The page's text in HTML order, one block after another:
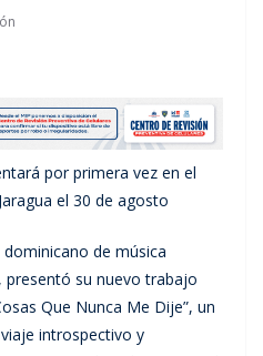
por primera vez en el
el 30 de agosto
de música
presentó su nuevo trabajo
Que Nunca Me Dije”, un
introspectivo y